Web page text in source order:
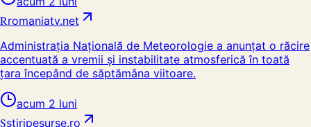
Rromaniatv.net
Administrația Națională de Meteorologie a anunțat o răcire
accentuată a vremii și instabilitate atmosferică în toată
țara începând de săptămâna viitoare.
acum 2 luni
Sstiripesurse.ro